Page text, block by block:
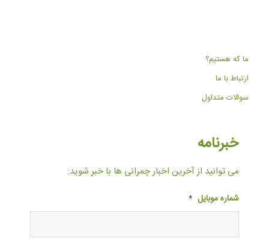
ما که هستیم؟
ارتباط با ما
سوالات متداول
خبرنامه
می توانید از آخرین اخبار چمرانی ها با خبر شوید:
شماره موبایل *